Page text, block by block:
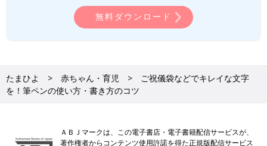
無料ダウンロード
たまひよ 赤ちゃん・育児
ご祝儀袋などでキレイな文字
を！筆ペンの使い方・書き方のコツ
ＡＢＪマークは、この電子書店・電子書籍配信サービスが、
著作権者からコンテンツ使用許諾を得た正規版配信サービス